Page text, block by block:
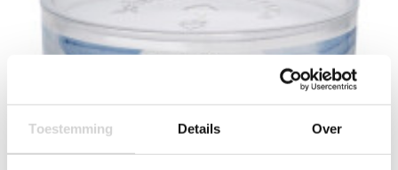
Toestemming Details Over